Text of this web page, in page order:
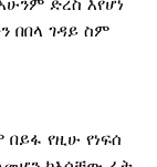
ድረስ እየሆነ
በበላ ገዳይ ስም
የዚሁ የነፍሰ